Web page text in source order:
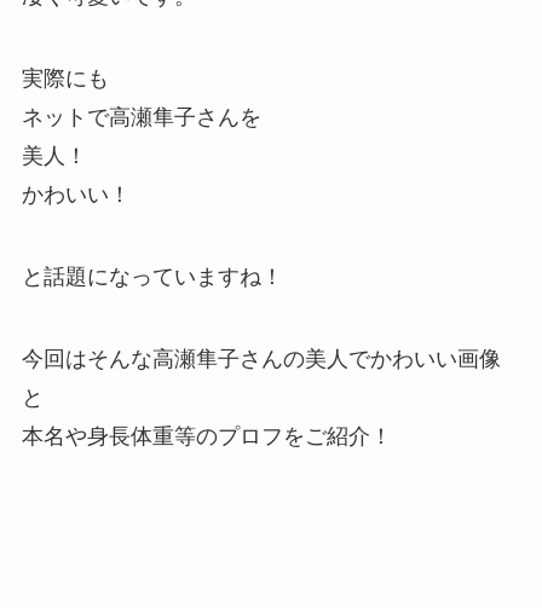
実際にも
ネットで高瀬隼子さんを
美人！
かわいい！
と話題になっていますね！
今回はそんな高瀬隼子さんの美人でかわいい画像
と
本名や身長体重等のプロフをご紹介！